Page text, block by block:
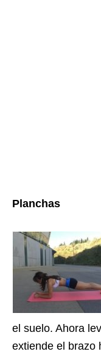
Planchas
el suelo. Ahora
extiende el brazo